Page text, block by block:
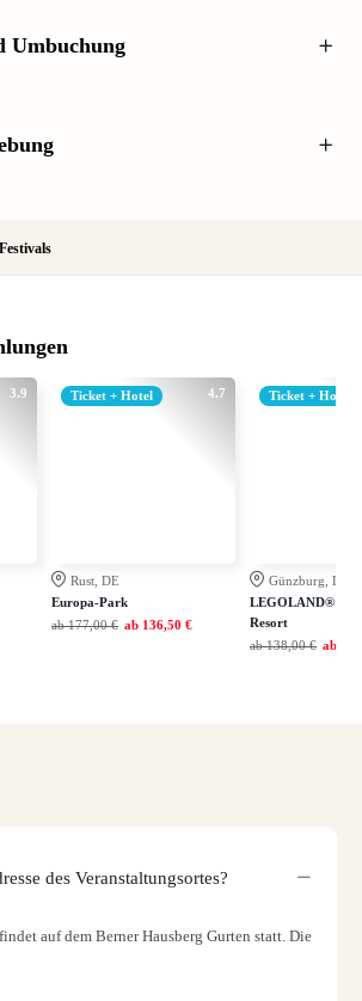
Umbuchung
Festivals
3.9 4.7
Ticket + Hotel
Rust, DE
Europa-Park
ab 177,00 € ab 136,50 €
Ticket + Hotel
Günzburg, DE
LEGOLAND®
Resort
ab 138,00 € ab
des Veranstaltungsortes?
auf dem Berner Hausberg Gurten statt. Die